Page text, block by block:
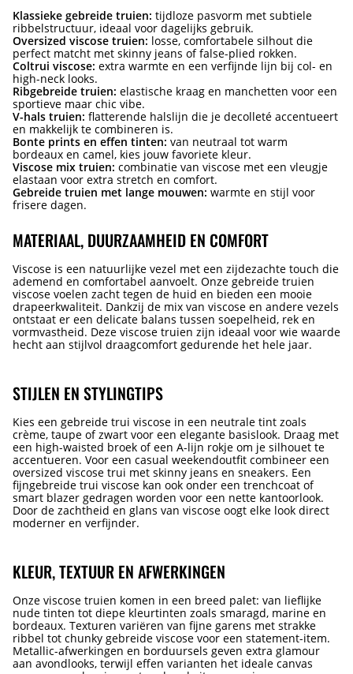
Klassieke gebreide truien: tijdloze pasvorm met subtiele
ribbelstructuur, ideaal voor dagelijks gebruik.
Oversized viscose truien: losse, comfortabele silhout die
perfect matcht met skinny jeans of false-plied rokken.
Coltrui viscose: extra warmte en een verfijnde lijn bij col- en
high-neck looks.
Ribgebreide truien: elastische kraag en manchetten voor een
sportieve maar chic vibe.
V-hals truien: flatterende halslijn die je decolleté accentueert
en makkelijk te combineren is.
Bonte prints en effen tinten: van neutraal tot warm
bordeaux en camel, kies jouw favoriete kleur.
Viscose mix truien: combinatie van viscose met een vleugje
elastaan voor extra stretch en comfort.
Gebreide truien met lange mouwen: warmte en stijl voor
frisere dagen.
MATERIAAL, DUURZAAMHEID EN COMFORT
Viscose is een natuurlijke vezel met een zijdezachte touch die
ademend en comfortabel aanvoelt. Onze gebreide truien
viscose voelen zacht tegen de huid en bieden een mooie
drapeerkwaliteit. Dankzij de mix van viscose en andere vezels
ontstaat er een delicate balans tussen soepelheid, rek en
vormvastheid. Deze viscose truien zijn ideaal voor wie waarde
hecht aan stijlvol draagcomfort gedurende het hele jaar.
STIJLEN EN STYLINGTIPS
Kies een gebreide trui viscose in een neutrale tint zoals
crème, taupe of zwart voor een elegante basislook. Draag met
een high-waisted broek of een A-lijn rokje om je silhouet te
accentueren. Voor een casual weekendoutfit combineer een
oversized viscose trui met skinny jeans en sneakers. Een
fijngebreide trui viscose kan ook onder een trenchcoat of
smart blazer gedragen worden voor een nette kantoorlook.
Door de zachtheid en glans van viscose oogt elke look direct
moderner en verfijnder.
KLEUR, TEXTUUR EN AFWERKINGEN
Onze viscose truien komen in een breed palet: van lieflijke
nude tinten tot diepe kleurtinten zoals smaragd, marine en
bordeaux. Texturen variëren van fijne garens met strakke
ribbel tot chunky gebreide viscose voor een statement-item.
Metallic-afwerkingen en borduursels geven extra glamour
aan avondlooks, terwijl effen varianten het ideale canvas